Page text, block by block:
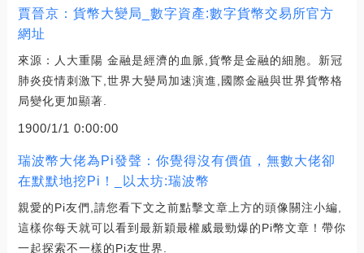
賈晉京：貨幣大變局_數字資產:數字貨幣交易所官方
網址
來源：人大重陽 金融是經濟的血脈,貨幣是金融的細胞。新冠
肺炎疫情刺激下,世界大變局加速演進,國際金融與世界貨幣格
局變化更加顯著.
1900/1/1 0:00:00
瑞波幣大佬為Pi發聲：你覺得沒有價值，無數大佬卻
在默默地挖Pi！_以太坊:瑞波幣
親愛的Pi友們,請您看下文之前點擊文章上方的頭像關注小編,
這樣你每天就可以看到最新穎最權威最勁爆的Pi幣文章！帶你
一起探索不一樣的Pi友世界.